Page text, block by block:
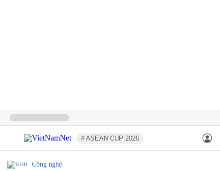
# ASEAN CUP 2026
Công nghệ